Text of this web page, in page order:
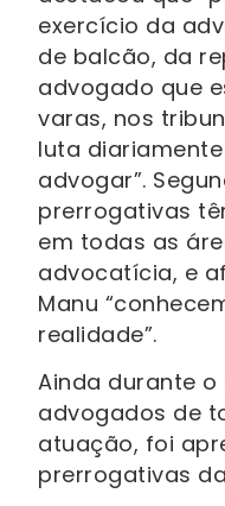
exercício da
de balcão, da
advogado que
varas, nos
luta
advogar”.
prerrogativas
em todas as
advocatícia, e
Manu
realidade”.
Ainda durante
advogados de
atuação, foi
prerrogativas